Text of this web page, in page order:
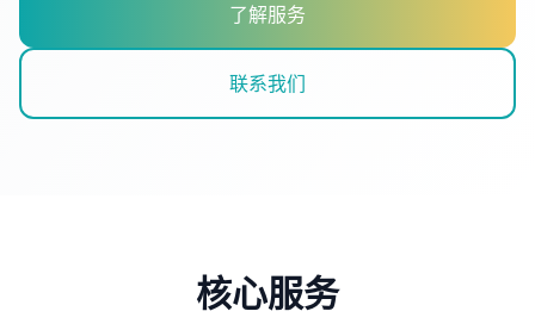
了解服务
联系我们
核心服务